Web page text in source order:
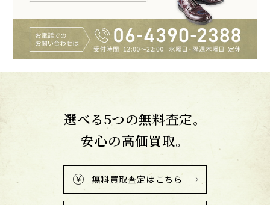
選べる5つの無料査定。
安心の高価買取。
無料買取査定はこちら